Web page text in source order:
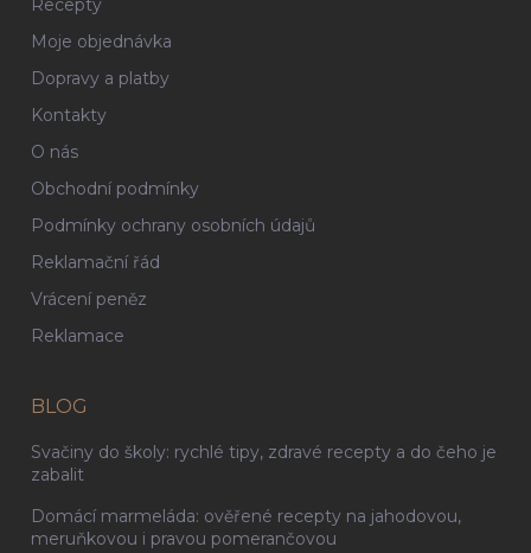
Recepty
Moje objednávka
Dopravy a platby
Kontakty
O nás
Obchodní podmínky
Podmínky ochrany osobních údajů
Reklamační řád
Vrácení peněz
Reklamace
BLOG
Svačiny do školy: rychlé tipy, zdravé recepty a do čeho je
zabalit
Domácí marmeláda: ověřené recepty na jahodovou,
meruňkovou i pravou pomerančovou